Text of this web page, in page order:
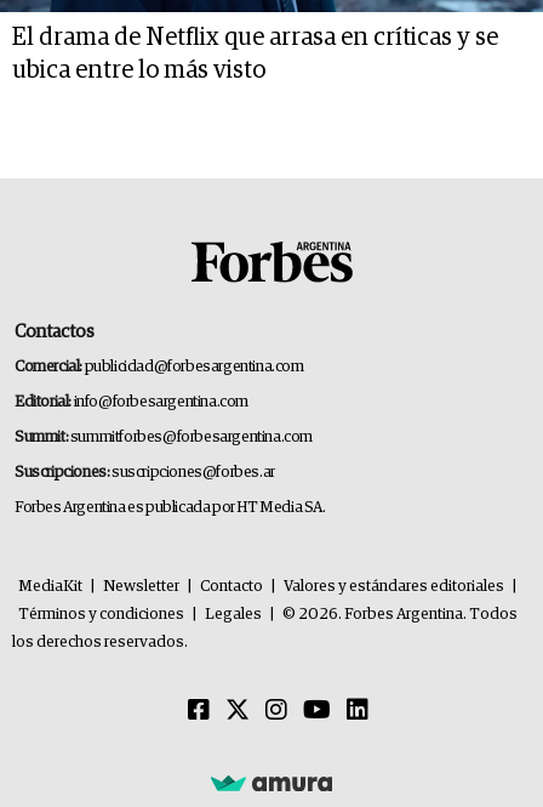
El drama de Netflix que arrasa en críticas y se
ubica entre lo más visto
Contactos
Comercial:publicidad@forbesargentina.com
Editorial:info@forbesargentina.com
Summit:summitforbes@forbesargentina.com
Suscripciones:suscripciones@forbes.ar
Forbes Argentina es publicada por HT Media SA.
MediaKit Newsletter Contacto Valores y estándares editoriales
Términos y condiciones
Legales
© 2026. Forbes Argentina. Todos
los derechos reservados.